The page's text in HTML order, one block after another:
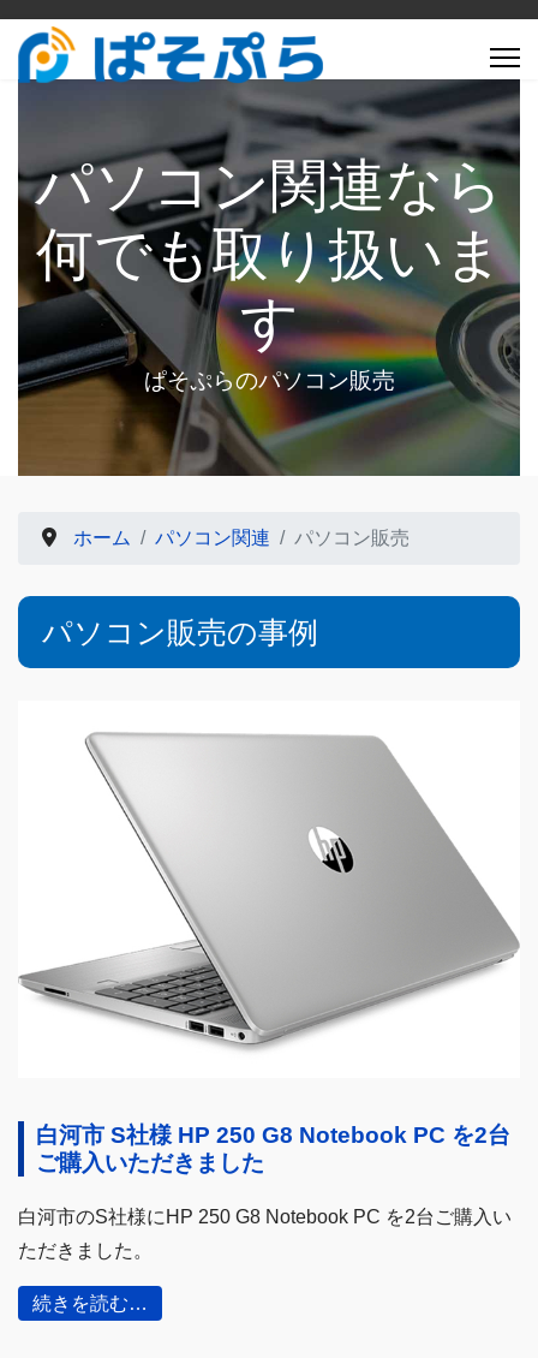
パソコン関連なら
何でも取り扱いま
す
ぱそぷらのパソコン販売
ホーム パソコン関連 パソコン販売
パソコン販売の事例
白河市 S社様 HP 250 G8 Notebook PC を2台
ご購入いただきました
白河市のS社様にHP 250 G8 Notebook PC を2台ご購入い
ただきました。
続きを読む…